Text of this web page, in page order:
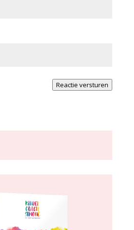
Reactie versturen